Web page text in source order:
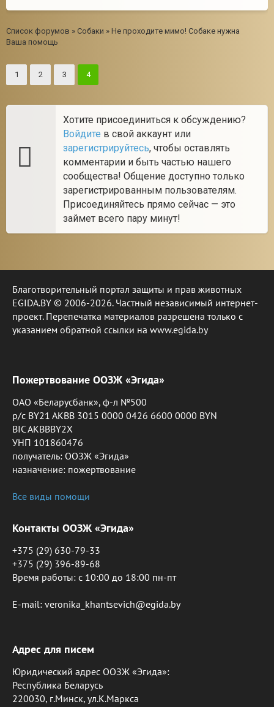
Список форумов » Собаки » Не проходите мимо! Собаке нужна
Ваша помощь
1 2 3 4
Хотите присоединиться к обсуждению?
Войдите в свой аккаунт или
зарегистрируйтесь, чтобы оставлять
комментарии и быть частью нашего
сообщества! Общение доступно только
зарегистрированным пользователям.
Присоединяйтесь прямо сейчас — это
займет всего пару минут!
Благотворительный портал защиты и прав животных
EGIDA.BY © 2006-2026. Частный независимый интернет-
проект. Перепечатка материалов разрешена только с
указанием обратной ссылки на www.egida.by
Пожертвование ООЗЖ «Эгида»
ОАО «Беларусбанк», ф-л №500
р/с BY21 AKBB 3015 0000 0426 6600 0000 BYN
BIC AKBBBY2X
УНП 101860476
получатель: ООЗЖ «Эгида»
назначение: пожертвование
Все виды помощи
Контакты ООЗЖ «Эгида»
+375 (29) 630-79-33
+375 (29) 396-89-68
Время работы: c 10:00 до 18:00 пн-пт
E-mail: veronika_khantsevich@egida.by
Адрес для писем
Юридический адрес ООЗЖ «Эгида»:
Республика Беларусь
220030, г.Минск, ул.К.Маркса